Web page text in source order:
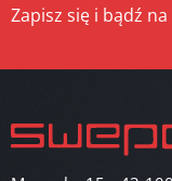
Zapisz się i bądź